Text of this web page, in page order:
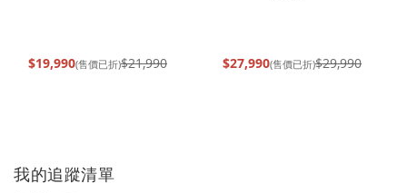
$19,990(售價已折)$21,990 $27,990(售價已折)$29,990
我的追蹤清單